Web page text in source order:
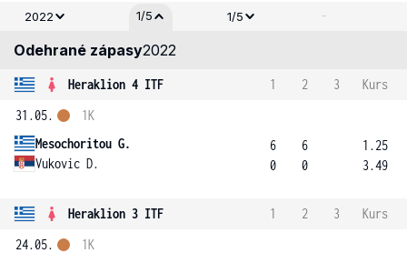
2022 1/5 1/5 -
Odehrané zápasy2022
Heraklion 4 ITF 1 2 3
Kurs
31.05.
Mesochoritou G.
Vukovic D.
1K
6
0
6
0
1.25
3.49
Heraklion 3 ITF 1 2 3
Kurs
24.05.
1K